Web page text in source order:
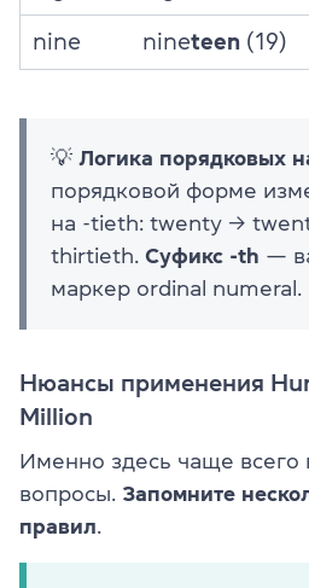
nine nineteen (19)
💡 Логика порядковых
порядковой форме
на -tieth: twenty →
thirtieth. Суфикс -th —
маркер ordinal numeral.
Нюансы применения
Million
Именно здесь чаще всего
вопросы. Запомните
правил